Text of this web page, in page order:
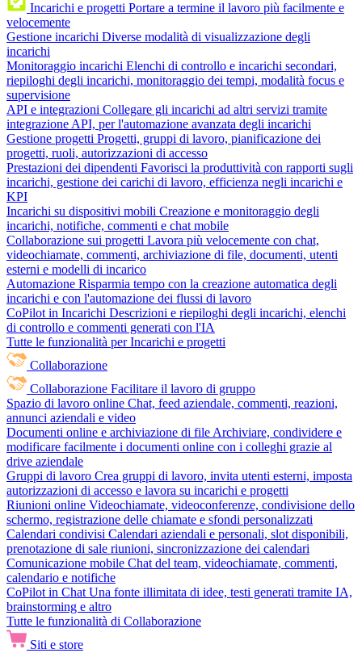
Incarichi e progetti Portare a termine il lavoro più facilmente e
velocemente
Gestione incarichi Diverse modalità di visualizzazione degli
incarichi
Monitoraggio incarichi Elenchi di controllo e incarichi secondari,
riepiloghi degli incarichi, monitoraggio dei tempi, modalità focus e
supervisione
API e integrazioni Collegare gli incarichi ad altri servizi tramite
integrazione API, per l'automazione avanzata degli incarichi
Gestione progetti Progetti, gruppi di lavoro, pianificazione dei
progetti, ruoli, autorizzazioni di accesso
Prestazioni dei dipendenti Favorisci la produttività con rapporti sugli
incarichi, gestione dei carichi di lavoro, efficienza negli incarichi e
KPI
Incarichi su dispositivi mobili Creazione e monitoraggio degli
incarichi, notifiche, commenti e chat mobile
Collaborazione sui progetti Lavora più velocemente con chat,
videochiamate, commenti, archiviazione di file, documenti, utenti
esterni e modelli di incarico
Automazione Risparmia tempo con la creazione automatica degli
incarichi e con l'automazione dei flussi di lavoro
CoPilot in Incarichi Descrizioni e riepiloghi degli incarichi, elenchi
di controllo e commenti generati con l'IA
Tutte le funzionalità per Incarichi e progetti
Collaborazione
Collaborazione Facilitare il lavoro di gruppo
Spazio di lavoro online Chat, feed aziendale, commenti, reazioni,
annunci aziendali e video
Documenti online e archiviazione di file Archiviare, condividere e
modificare facilmente i documenti online con i colleghi grazie al
drive aziendale
Gruppi di lavoro Crea gruppi di lavoro, invita utenti esterni, imposta
autorizzazioni di accesso e lavora su incarichi e progetti
Riunioni online Videochiamate, videoconferenze, condivisione dello
schermo, registrazione delle chiamate e sfondi personalizzati
Calendari condivisi Calendari aziendali e personali, slot disponibili,
prenotazione di sale riunioni, sincronizzazione dei calendari
Comunicazione mobile Chat del team, videochiamate, commenti,
calendario e notifiche
CoPilot in Chat Una fonte illimitata di idee, testi generati tramite IA,
brainstorming e altro
Tutte le funzionalità di Collaborazione
Siti e store